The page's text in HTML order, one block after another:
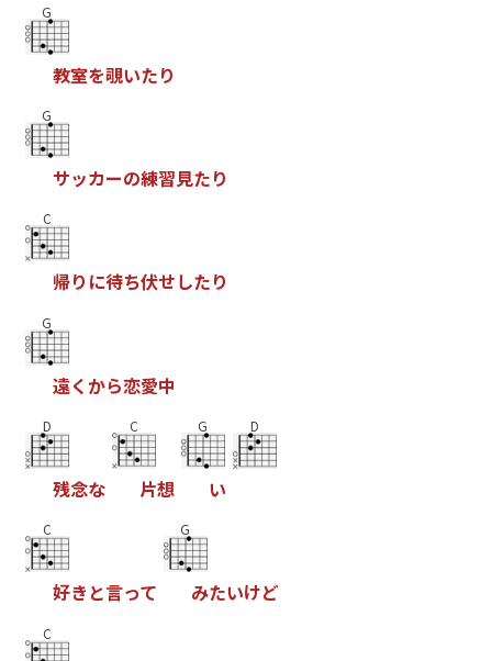
G
教室を覗いたり
G
サッカーの練習見たり
C
帰り に待ち伏せしたり
G
遠く から恋愛中
D
残念な
C
片想
G
い
D
C
好き と言って
G
みたいけど
C